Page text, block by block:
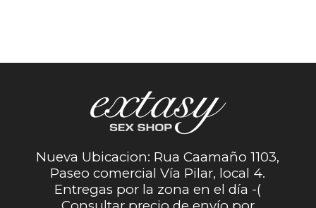
Nueva Ubicacion: Rua Caamaño 1103,
Paseo comercial Vía Pilar, local 4.
Entregas por la zona en el día -(